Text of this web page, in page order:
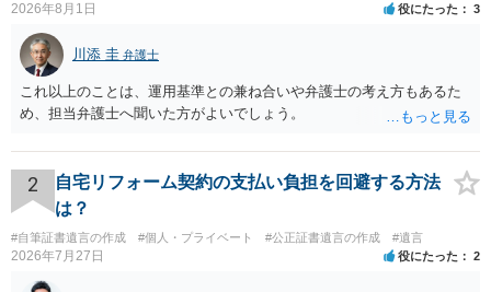
2026年8月1日 役にたった 3
川添 圭 弁護士
これ以上のことは、運用基準との兼ね合いや弁護士の考え方もあるた
め、担当弁護士へ聞いた方がよいでしょう。
2
自宅リフォーム契約の支払い負担を回避する方法
は？
#自筆証書遺言の作成 #個人・プライベート #公正証書遺言の作成 #遺言
2026年7月27日 役にたった 2